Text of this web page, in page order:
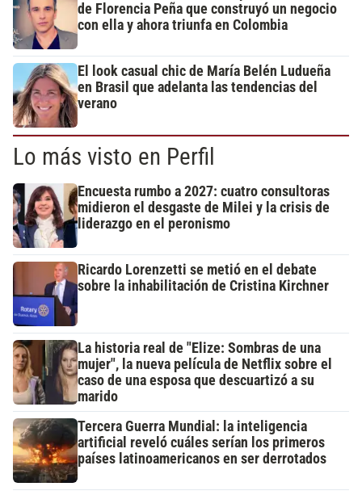
de Florencia Peña que construyó un negocio
con ella y ahora triunfa en Colombia
El look casual chic de María Belén Ludueña
en Brasil que adelanta las tendencias del
verano
Lo más visto en Perfil
Encuesta rumbo a 2027: cuatro consultoras
midieron el desgaste de Milei y la crisis de
liderazgo en el peronismo
Ricardo Lorenzetti se metió en el debate
sobre la inhabilitación de Cristina Kirchner
La historia real de "Elize: Sombras de una
mujer", la nueva película de Netflix sobre el
caso de una esposa que descuartizó a su
marido
Tercera Guerra Mundial: la inteligencia
artificial reveló cuáles serían los primeros
países latinoamericanos en ser derrotados